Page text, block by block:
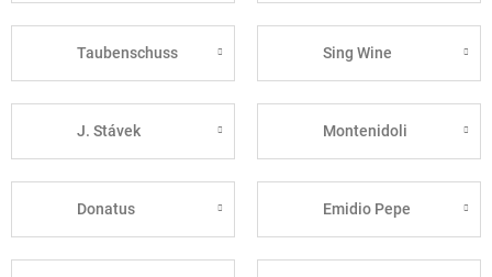
Taubenschuss Sing Wine
J. Stávek Montenidoli
Donatus Emidio Pepe